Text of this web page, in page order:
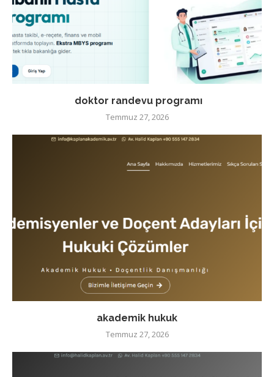
doktor randevu programı
Temmuz 27, 2026
akademik hukuk
Temmuz 27, 2026